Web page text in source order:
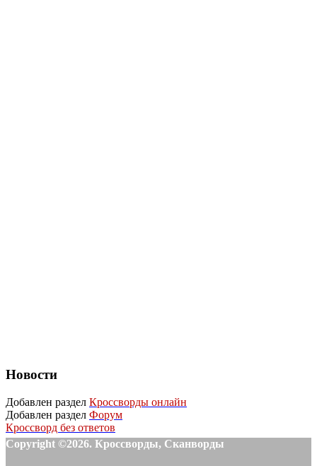
Новости
Добавлен раздел Кроссворды онлайн
Добавлен раздел Форум
Кроссворд без ответов
Copyright ©2026. Кроссворды, Сканворды